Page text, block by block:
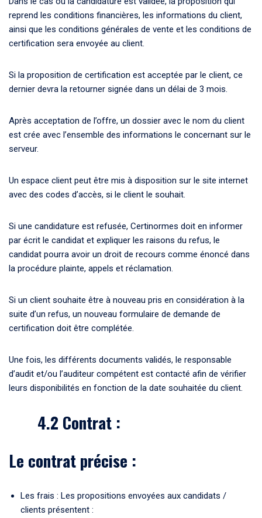
reprend les conditions financières, les informations du client,
ainsi que les conditions générales de vente et les conditions de
certification sera envoyée au client.
Si la proposition de certification est acceptée par le client, ce
dernier devra la retourner signée dans un délai de 3 mois.
Après acceptation de l’offre, un dossier avec le nom du client
est crée avec l’ensemble des informations le concernant sur le
serveur.
Un espace client peut être mis à disposition sur le site internet
avec des codes d’accès, si le client le souhait.
Si une candidature est refusée, Certinormes doit en informer
par écrit le candidat et expliquer les raisons du refus, le
candidat pourra avoir un droit de recours comme énoncé dans
la procédure plainte, appels et réclamation.
Si un client souhaite être à nouveau pris en considération à la
suite d’un refus, un nouveau formulaire de demande de
certification doit être complétée.
Une fois, les différents documents validés, le responsable
d’audit et/ou l’auditeur compétent est contacté afin de vérifier
leurs disponibilités en fonction de la date souhaitée du client.
4.2 Contrat :
Le contrat précise :
Les frais : Les propositions envoyées aux candidats /
clients présentent :